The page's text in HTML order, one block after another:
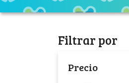
Filtrar por
Precio